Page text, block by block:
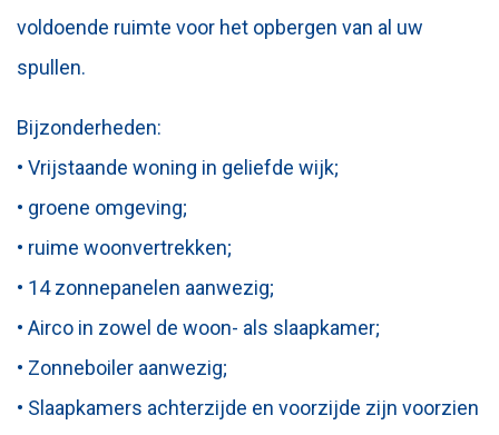
voldoende ruimte voor het opbergen van al uw
spullen.
Bijzonderheden:
• Vrijstaande woning in geliefde wijk;
• groene omgeving;
• ruime woonvertrekken;
• 14 zonnepanelen aanwezig;
• Airco in zowel de woon- als slaapkamer;
• Zonneboiler aanwezig;
• Slaapkamers achterzijde en voorzijde zijn voorzien